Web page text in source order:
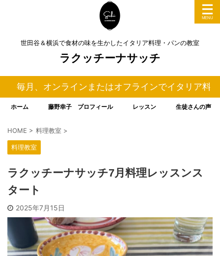
世田谷＆横浜で食材の味を生かしたイタリア料理・パンの教室
ラクッチーナサッチ
ンラインまたはオフラインでイタリア料理＆パンの
ホーム 藤野幸子 プロフィール レッスン 生徒さんの声
HOME > 料理教室 >
料理教室
ラクッチーナサッチ7月料理レッスンス
タート
2025年7月15日